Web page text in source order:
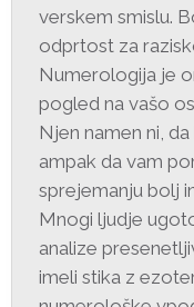
verskem smislu.
odprtost za
Numerologija je
pogled na vašo
Njen namen ni,
ampak da vam
sprejemanju bolj
Mnogi ljudje
analize
imeli stika z